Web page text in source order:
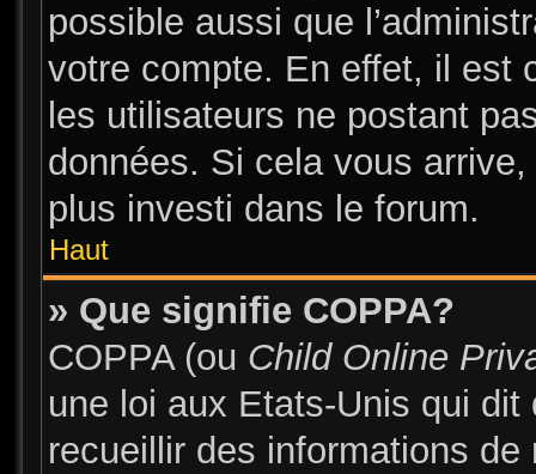
possible aussi que
votre compte. En effet, il est
les utilisateurs ne postant
données. Si cela vous
plus investi dans le forum.
Haut
» Que signifie COPPA?
COPPA (ou Child Online
une loi aux Etats-Unis qui
recueillir des informations